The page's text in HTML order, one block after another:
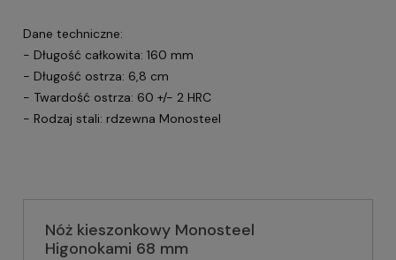
Dane techniczne:
- Długość całkowita: 160 mm
- Długość ostrza: 6,8 cm
- Twardość ostrza: 60 +/- 2 HRC
- Rodzaj stali: rdzewna Monosteel
Nóż kieszonkowy Monosteel
Higonokami 68 mm